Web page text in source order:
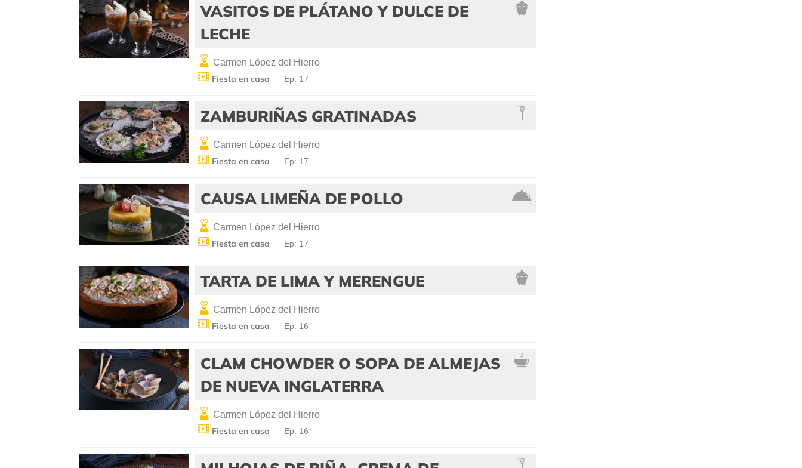
VASITOS DE PLÁTANO Y DULCE DE
LECHE
Carmen López del Hierro
Fiesta en casa Ep: 17
ZAMBURIÑAS GRATINADAS
Carmen López del Hierro
Fiesta en casa Ep: 17
CAUSA LIMEÑA DE POLLO
Carmen López del Hierro
Fiesta en casa Ep: 17
TARTA DE LIMA Y MERENGUE
Carmen López del Hierro
Fiesta en casa Ep: 16
CLAM CHOWDER O SOPA DE ALMEJAS
DE NUEVA INGLATERRA
Carmen López del Hierro
Fiesta en casa Ep: 16